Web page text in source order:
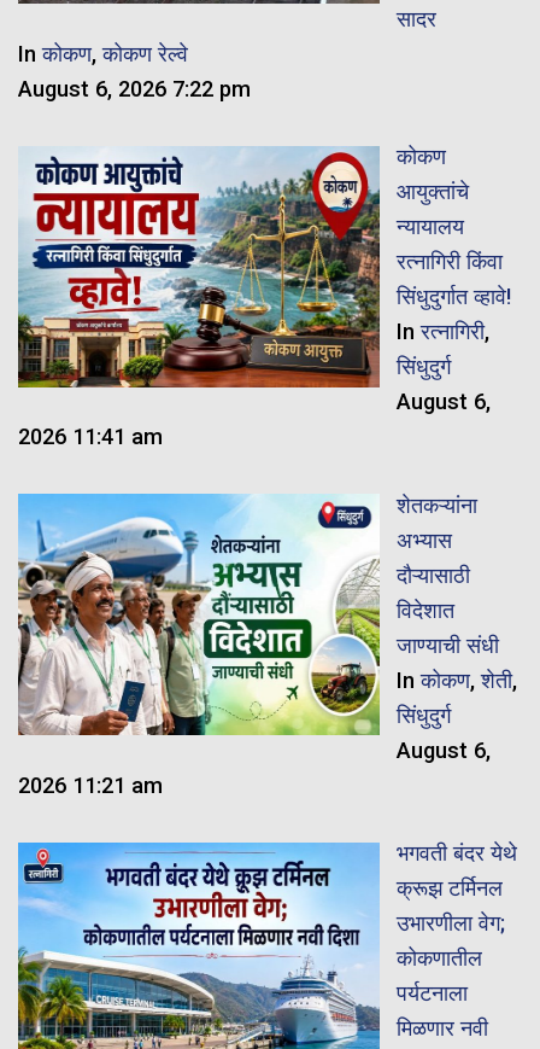
सादर
Inकोकण,कोकण रेल्वे
August 6, 2026 7:22 pm
कोकण
आयुक्तांचे
न्यायालय
रत्नागिरी किंवा
सिंधुदुर्गात व्हावे!
Inरत्नागिरी,
सिंधुदुर्ग
August 6,
2026 11:41 am
शेतकऱ्यांना
अभ्यास
दौऱ्यासाठी
विदेशात
जाण्याची संधी
Inकोकण,शेती,
सिंधुदुर्ग
August 6,
2026 11:21 am
भगवती बंदर येथे
क्रूझ टर्मिनल
उभारणीला वेग;
कोकणातील
पर्यटनाला
मिळणार नवी